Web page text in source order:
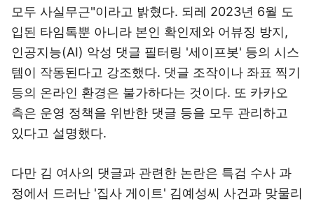
모두 사실무근"이라고 밝혔다. 되레 2023년 6월 도
입된 타임톡뿐 아니라 본인 확인제와 어뷰징 방지,
인공지능(AI) 악성 댓글 필터링 '세이프봇' 등의 시스
템이 작동된다고 강조했다. 댓글 조작이나 좌표 찍기
등의 온라인 환경은 불가하다는 것이다. 또 카카오
측은 운영 정책을 위반한 댓글 등을 모두 관리하고
있다고 설명했다.
다만 김 여사의 댓글과 관련한 논란은 특검 수사 과
정에서 드러난 '집사 게이트' 김예성씨 사건과 맞물리